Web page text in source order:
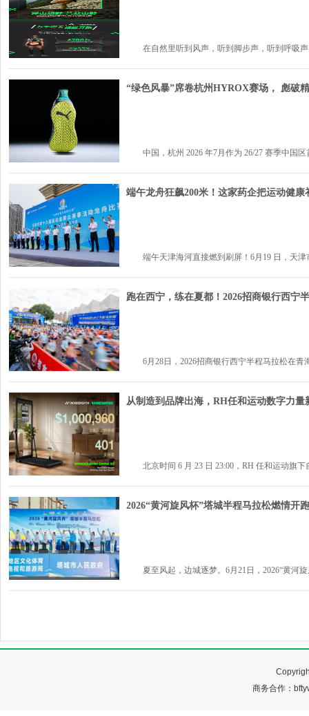
在自然里听到风声，听到脚步声，听到呼吸
“绿色风暴”席卷杭州HYROX赛场， 彪破
中国，杭州 2026 年7月作为 26/27 赛季中国
端午龙舟狂飙200米！这家药企把运动健
端午天津海河直接燃到刷屏！6月19 日，天津
跑在西宁，练在夏都！2026招商银行西宁
6月28日，2026招商银行西宁半程马拉松在青
从制造到品牌出海，RH任和运动数字力
北京时间 6 月 23 日 23:00，RH 任和运动旗下
2026“黄河旋风杯”塔城半程马拉松燃情开跑
夏至风起，边城逐梦。6月21日，2026“黄河
商务合作：